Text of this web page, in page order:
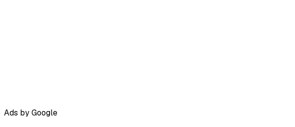
Ads by Google